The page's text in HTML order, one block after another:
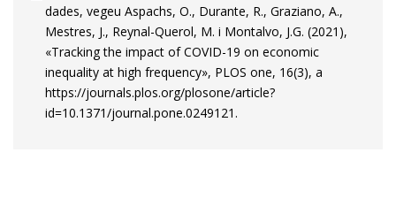
dades, vegeu Aspachs, O., Durante, R., Graziano, A.,
Mestres, J., Reynal-Querol, M. i Montalvo, J.G. (2021),
«Tracking the impact of COVID-19 on economic
inequality at high frequency», PLOS one, 16(3), a
https://journals.plos.org/plosone/article?
id=10.1371/journal.pone.0249121.